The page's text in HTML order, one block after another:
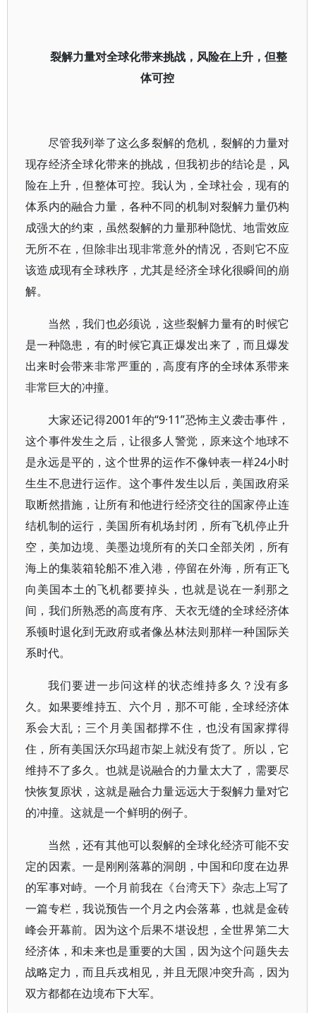
裂解力量对全球化带来挑战，风险在上升，但整
体可控
尽管我列举了这么多裂解的危机，裂解的力量对
现存经济全球化带来的挑战，但我初步的结论是，风
险在上升，但整体可控。我认为，全球社会，现有的
体系内的融合力量，各种不同的机制对裂解力量仍构
成强大的约束，虽然裂解的力量那种隐忧、地雷效应
无所不在，但除非出现非常意外的情况，否则它不应
该造成现有全球秩序，尤其是经济全球化很瞬间的崩
解。
当然，我们也必须说，这些裂解力量有的时候它
是一种隐患，有的时候它真正爆发出来了，而且爆发
出来时会带来非常严重的，高度有序的全球体系带来
非常巨大的冲撞。
大家还记得2001年的“9·11”恐怖主义袭击事件，
这个事件发生之后，让很多人警觉，原来这个地球不
是永远是平的，这个世界的运作不像钟表一样24小时
生生不息进行运作。这个事件发生以后，美国政府采
取断然措施，让所有和他进行经济交往的国家停止连
结机制的运行，美国所有机场封闭，所有飞机停止升
空，美加边境、美墨边境所有的关口全部关闭，所有
海上的集装箱轮船不准入港，停留在外海，所有正飞
向美国本土的飞机都要掉头，也就是说在一刹那之
间，我们所熟悉的高度有序、天衣无缝的全球经济体
系顿时退化到无政府或者像丛林法则那样一种国际关
系时代。
我们要进一步问这样的状态维持多久？没有多
久。如果要维持五、六个月，那不可能，全球经济体
系会大乱；三个月美国都撑不住，也没有国家撑得
住，所有美国沃尔玛超市架上就没有货了。所以，它
维持不了多久。也就是说融合的力量太大了，需要尽
快恢复原状，这就是融合力量远远大于裂解力量对它
的冲撞。这就是一个鲜明的例子。
当然，还有其他可以裂解的全球化经济可能不安
定的因素。一是刚刚落幕的洞朗，中国和印度在边界
的军事对峙。一个月前我在《台湾天下》杂志上写了
一篇专栏，我说预告一个月之内会落幕，也就是金砖
峰会开幕前。因为这个后果不堪设想，全世界第二大
经济体，和未来也是重要的大国，因为这个问题失去
战略定力，而且兵戎相见，并且无限冲突升高，因为
双方都都在边境布下大军。